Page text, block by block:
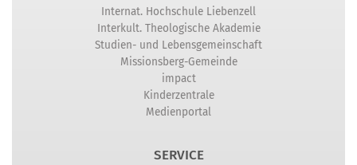
Internat. Hochschule Liebenzell
Interkult. Theologische Akademie
Studien- und Lebensgemeinschaft
Missionsberg-Gemeinde
impact
Kinderzentrale
Medienportal
SERVICE